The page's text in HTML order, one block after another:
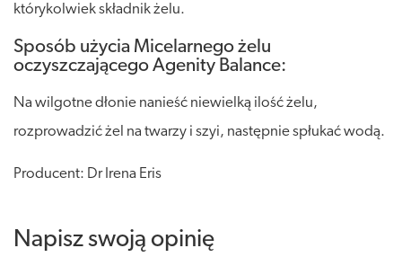
którykolwiek składnik żelu.
Sposób użycia Micelarnego żelu
oczyszczającego Agenity Balance:
Na wilgotne dłonie nanieść niewielką ilość żelu,
rozprowadzić żel na twarzy i szyi, następnie spłukać wodą.
Producent: Dr Irena Eris
Napisz swoją opinię